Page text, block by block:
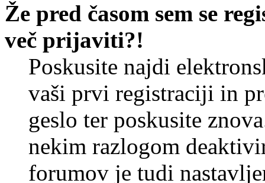
Že pred časom sem se
več prijaviti?!
Poskusite najdi
vaši prvi registraciji in
geslo ter poskusite
nekim razlogom
forumov je tudi